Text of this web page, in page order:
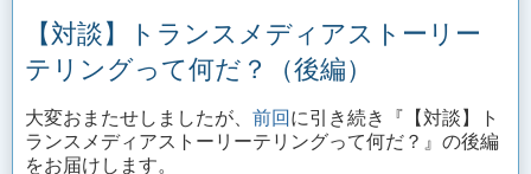
【対談】トランスメディアストーリー
テリングって何だ？（後編）
大変おまたせしましたが、 前回 に引き続き『【対談】ト
ランスメディアストーリーテリングって何だ？』の後編
をお届けします。